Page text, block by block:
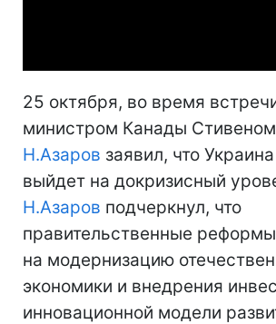
25 октября, во время
министром Канады
Н.Азаров заявил, что
выйдет на докризисный
Н.Азаров подчеркнул, что
правительственные
на модернизацию
экономики и внедрения
инновационной модели